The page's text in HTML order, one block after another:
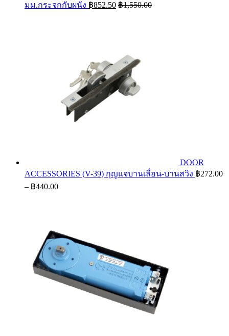
มม.กระจกกับผนัง ฿852.50 ฿1,550.00
DOOR
ACCESSORIES (V-39) กุญแจบานเลื่อน-บานสวิง ฿272.00
– ฿440.00Price